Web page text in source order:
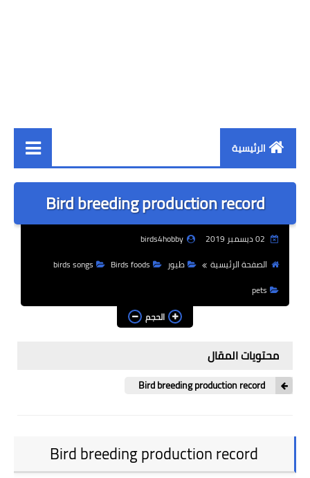
الرئيسية
مواضيع
مواضيع بالعربية
مشاكل وحلول
أصناف الطيور
حيوانات
Bird breeding production record
birds4hobby
الصفحة الرئيسية
طيور Birds foods
birds songs
pets
الحجم
محتويات المقال
Bird breeding production record
Bird breeding production record